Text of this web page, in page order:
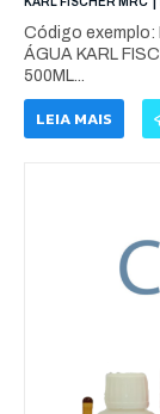
Código exemplo:
ÁGUA KARL
500ML...
LEIA MAIS